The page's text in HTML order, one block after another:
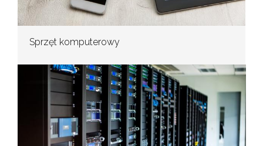
Sprzęt komputerowy